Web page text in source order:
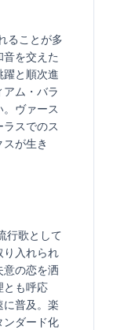
ることが多
を交えた
躍と順次進
ム・バラ
ヴァース
スでのス
が生き
行歌として
り入れられ
意の恋を洒
とも呼応
に普及。楽
ンダード化